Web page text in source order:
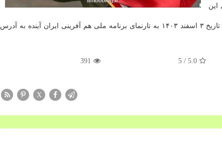
این
علاقه مندان برای نام نویسی در این گردهمایی می توانند حداکثر تا تاریخ ۳ اسفند ۱۴۰۳ به تارنمای برنامه ملی هم آفرینی ایران آینده به آدرس
5.0
/ 5
391
X